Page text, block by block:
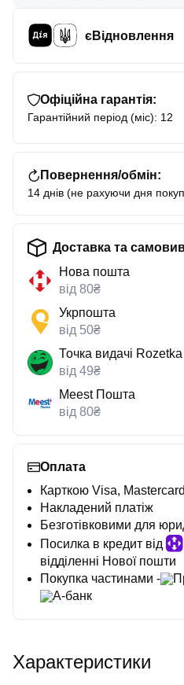
єВідновлення
Офіційна гарантія:
Гарантійний період (міс): 12
Повернення/обмін:
14 днів (не рахуючи дня
Доставка та
Нова пошта
від 80₴
Укрпошта
від 50₴
Точка видачі Rozetka
від 49₴
Meest Пошта
від 80₴
Оплата
Карткою Visa,
Накладений платіж
Безготівковими для
Посилка в кредит від
відділенні Нової пошти
Покупка частинами -
А-банк
Характеристики